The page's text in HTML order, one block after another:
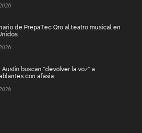
de PrepaTec Qro al teatro musical en
buscan "devolver la voz" a
con afasia